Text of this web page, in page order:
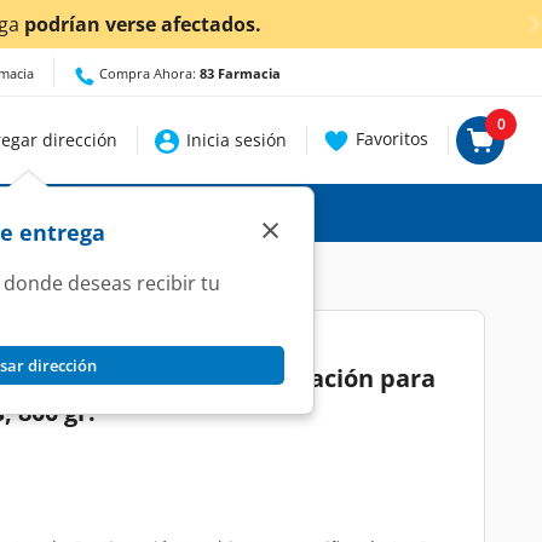
Daclic aquípara conocer detalles.
Compra Ahora: 83 Farmacia
dirección
entrega
deseas recibir tu
dirección
×
Inicia sesión Favoritos
0
Firstep de Continuación para
800 gr.